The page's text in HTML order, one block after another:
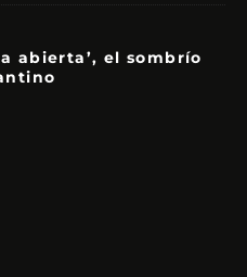
abierta’, el sombrío